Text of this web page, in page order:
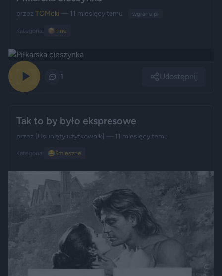
przez TOMcki — 11 miesięcy temu wgrane.pl
Kategoria: 📦 Inne
1 Udostępnij
Tak to by było ekspresowe
przez [Usunięty użytkownik] — 11 miesięcy temu
Kategoria: 😂Śmieszne